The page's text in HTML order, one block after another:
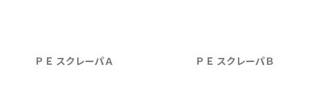
ＰＥ スクレーパＡ ＰＥ スクレーパＢ